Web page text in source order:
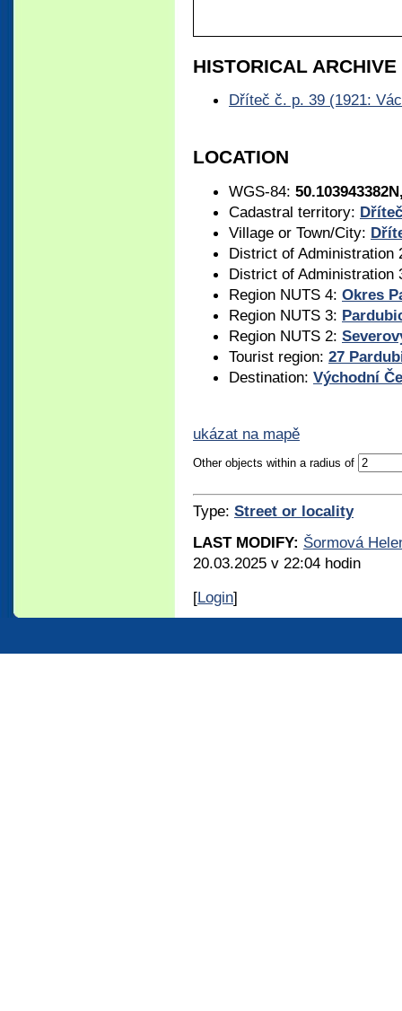
HISTORICAL
Dříteč č. p. 39 (1921:
LOCATION
WGS-84:
Cadastral territory: Dříteč
Village or Town/City:
District of Administration
District of Administration
Region NUTS 4: Okres
Region NUTS 3:
Region NUTS 2:
Tourist region: 27
Destination: Východní
ukázat na mapě
Other objects within a radius of
Type: Street or locality
LAST MODIFY: Šormová
20.03.2025 v 22:04 hodin
[Login]